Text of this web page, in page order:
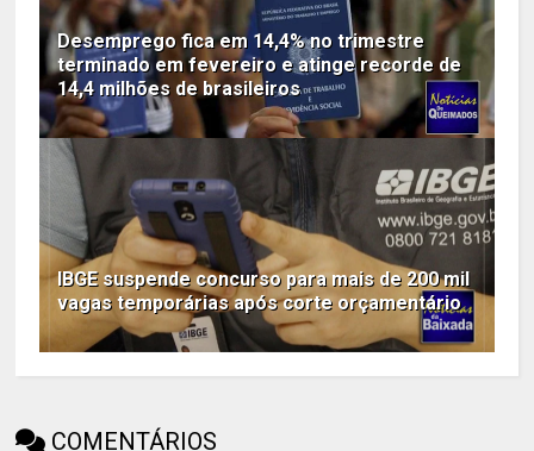
Desemprego fica em 14,4% no trimestre
terminado em fevereiro e atinge recorde de
14,4 milhões de brasileiros
IBGE suspende concurso para mais de 200 mil
vagas temporárias após corte orçamentário
COMENTÁRIOS